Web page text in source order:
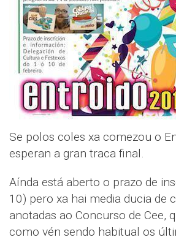
Se polos coles xa comezou o
esperan a gran traca final.
Aínda está aberto o prazo de
10) pero xa hai media ducia de
anotadas ao Concurso de Cee,
como vén sendo habitual os